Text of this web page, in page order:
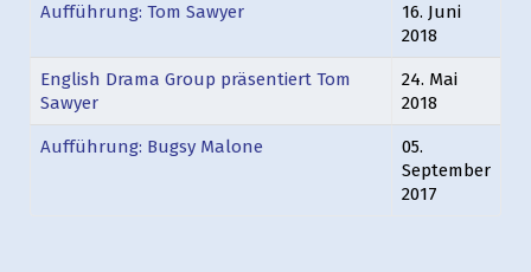
Aufführung: Tom Sawyer
16. Juni
2018
English Drama Group präsentiert Tom
Sawyer
24. Mai
2018
Aufführung: Bugsy Malone
05.
September
2017